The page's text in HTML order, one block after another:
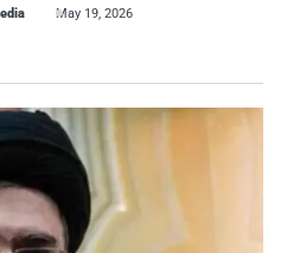
May 19, 2026